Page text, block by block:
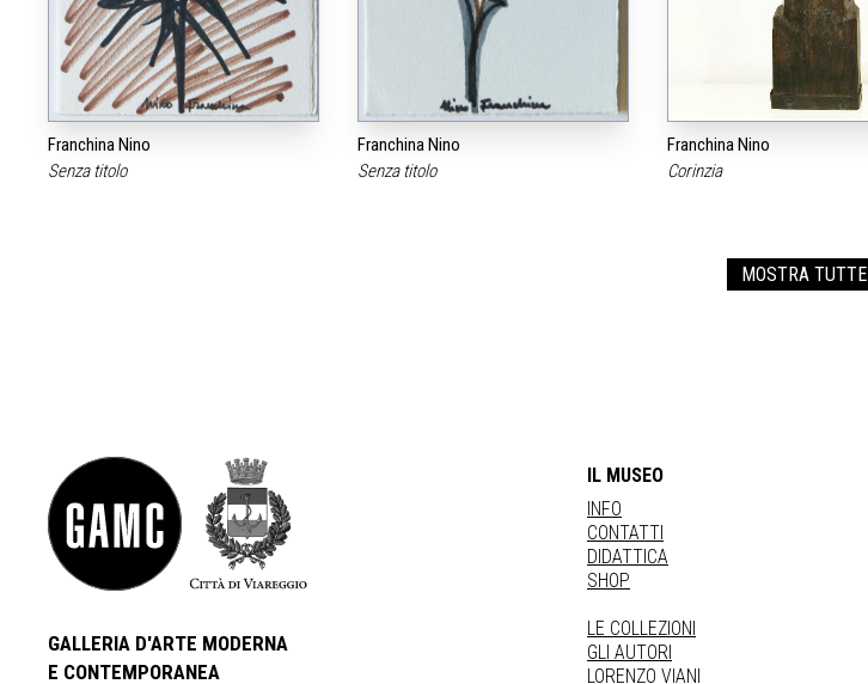
Franchina Nino
Senza titolo
Franchina Nino
Senza titolo
Franchina Nino
Corinzia
MOSTRA TUTTE
GALLERIA D'ARTE MODERNA
E CONTEMPORANEA
IL MUSEO
INFO
CONTATTI
DIDATTICA
SHOP
LE COLLEZIONI
GLI AUTORI
LORENZO VIANI